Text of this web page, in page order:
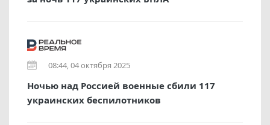
08:44, 04 октября 2025
Ночью над Россией военные сбили 117
украинских беспилотников